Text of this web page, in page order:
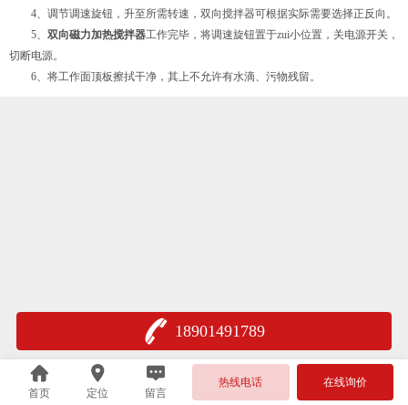
4、调节调速旋钮，升至所需转速，双向搅拌器可根据实际需要选择正反向。
5、 双向磁力加热搅拌器工作完毕，将调速旋钮置于zui小位置，关电源开关，
切断电源。
6、将工作面顶板擦拭干净，其上不允许有水滴、污物残留。
18901491789
首页 定位 留言
热线电话 在线询价